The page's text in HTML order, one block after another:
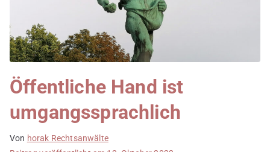
Öffentliche Hand ist
umgangssprachlich
Von horak Rechtsanwälte